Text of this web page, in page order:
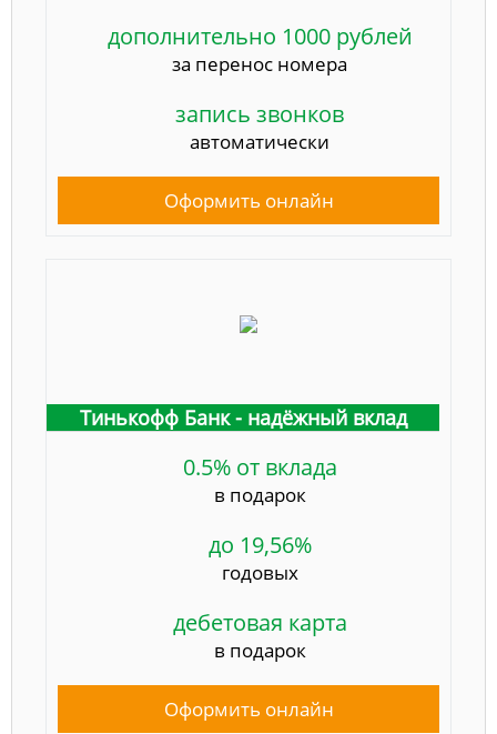
дополнительно 1000 рублей
за перенос номера
запись звонков
автоматически
Оформить онлайн
Тинькофф Банк - надёжный вклад
0.5% от вклада
в подарок
до 19,56%
годовых
дебетовая карта
в подарок
Оформить онлайн